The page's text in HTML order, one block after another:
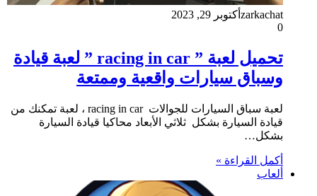
zarkachat أكتوبر 29, 2023
0
تحميل لعبة ” racing in car ” لعبة قيادة
وسباق سيارات واقعية وممتعة
لعبة سباق السيارات للجوالات racing in car ، لعبة تمكنك من
قيادة السيارة بشكل ثلاثي الأبعاد محاكيا قيادة السيارة
بشكل…
أكمل القراءة »
ألعاب